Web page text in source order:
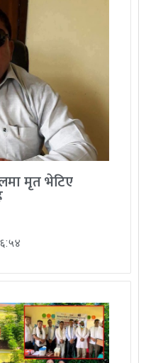
मृत भेटिए